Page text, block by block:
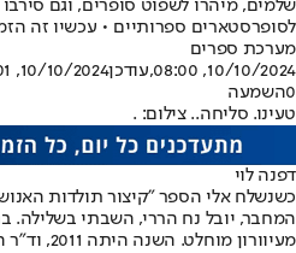
שלמים, מיהרו לשפוט סופרים, וגם
לסופרסטארים ספרותיים • עכשיו זה
מערכת ספרים
10/10/2024, 08:00
,עודכן10/10/2024, 08:01
0השמעה
טעינו. סליחה.. צילום: .
דפנה לוי
כשנשלח אלי הספר ״קיצור תולדות
המחבר, יובל נח הררי, השבתי בשלילה.
מעיוורון